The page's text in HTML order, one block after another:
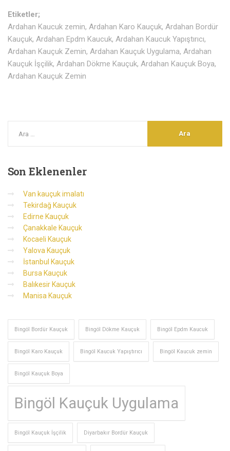
Etiketler;
Ardahan Kaucuk zemin, Ardahan Karo Kauçuk, Ardahan Bordür
Kauçuk, Ardahan Epdm Kaucuk, Ardahan Kaucuk Yapıştırıcı,
Ardahan Kauçuk Zemin, Ardahan Kauçuk Uygulama, Ardahan
Kauçuk İşçilik, Ardahan Dökme Kauçuk, Ardahan Kauçuk Boya,
Ardahan Kauçuk Zemin
Son Eklenenler
Van kauçuk imalatı
Tekirdağ Kauçuk
Edirne Kauçuk
Çanakkale Kauçuk
Kocaeli Kauçuk
Yalova Kauçuk
İstanbul Kauçuk
Bursa Kauçuk
Balıkesir Kauçuk
Manisa Kauçuk
Bingöl Bordür Kauçuk Bingöl Dökme Kauçuk Bingöl Epdm Kaucuk
Bingöl Karo Kauçuk Bingöl Kaucuk Yapıştırıcı Bingöl Kaucuk zemin
Bingöl Kauçuk Boya
Bingöl Kauçuk Uygulama
Bingöl Kauçuk İşçilik Diyarbakır Bordür Kauçuk